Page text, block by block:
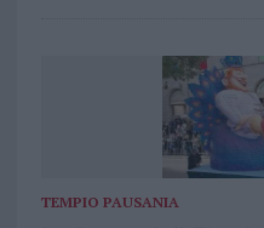
TEMPIO PAUSANIA